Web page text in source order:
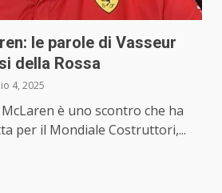
le parole di Vasseur
della Rossa
4, 2025
è uno scontro che ha
per il Mondiale Costruttori,...